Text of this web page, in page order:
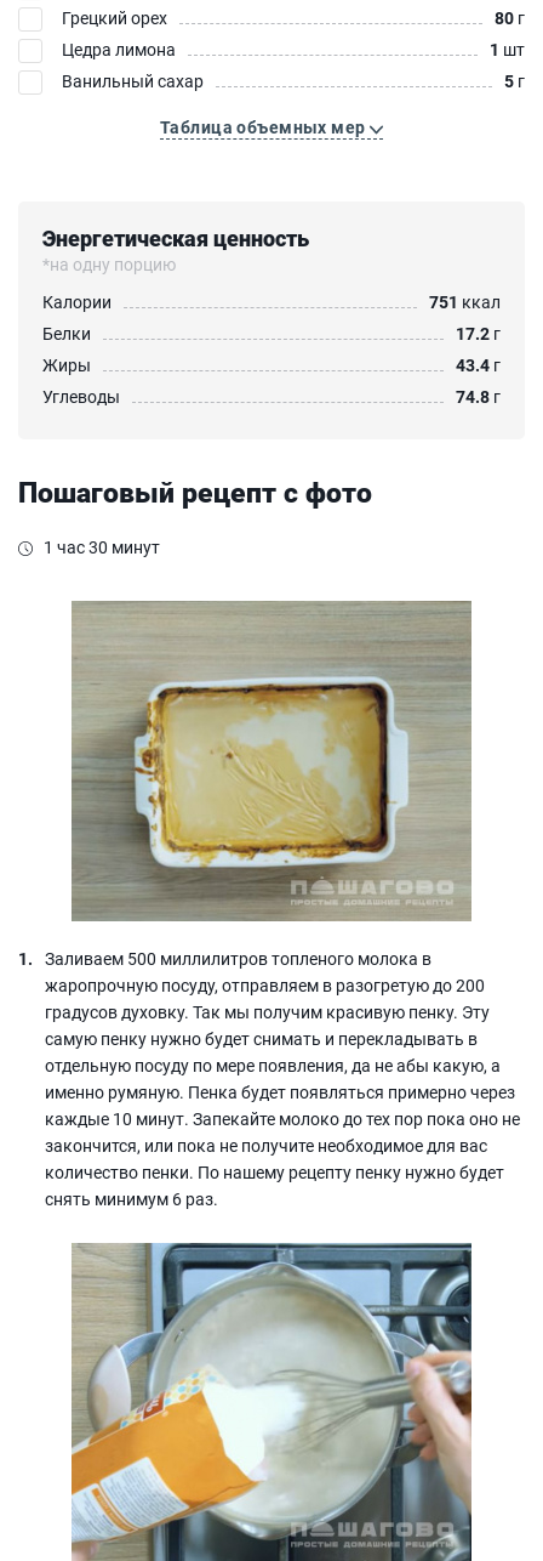
Грецкий орех
80 г
Цедра лимона
1 шт
Ванильный сахар
5 г
Таблица объемных мер
Энергетическая ценность
*на одну порцию
Калории
751 ккал
Белки
17.2 г
Жиры
43.4 г
Углеводы
74.8 г
Пошаговый рецепт с фото
1 час 30 минут
Заливаем 500 миллилитров топленого молока в
жаропрочную посуду, отправляем в разогретую до 200
градусов духовку. Так мы получим красивую пенку. Эту
самую пенку нужно будет снимать и перекладывать в
отдельную посуду по мере появления, да не абы какую, а
именно румяную. Пенка будет появляться примерно через
каждые 10 минут. Запекайте молоко до тех пор пока оно не
закончится, или пока не получите необходимое для вас
количество пенки. По нашему рецепту пенку нужно будет
снять минимум 6 раз.